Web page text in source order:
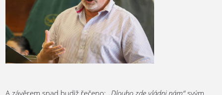
A závěrem snad budiž řečeno:„Dlouho zde vládni nám“svým